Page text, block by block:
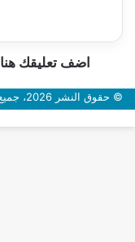
اضف تعليقك هنا
© حقوق النشر 2026، جميع الحقوق محفوظة بوابة سعودي اون